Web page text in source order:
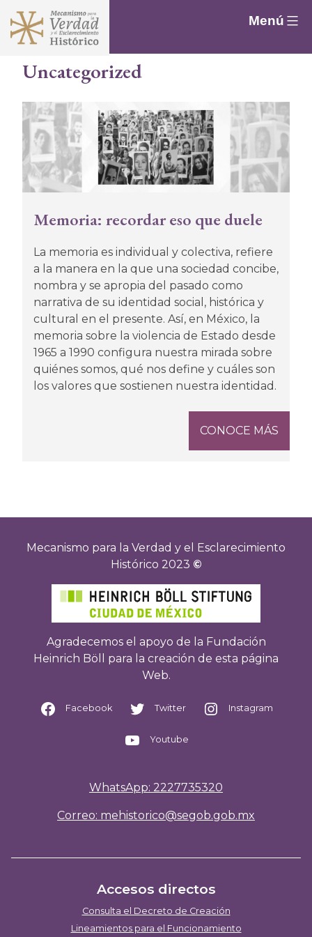
Menú
Uncategorized
Memoria: recordar eso que duele
La memoria es individual y colectiva, refiere
a la manera en la que una sociedad concibe,
nombra y se apropia del pasado como
narrativa de su identidad social, histórica y
cultural en el presente. Así, en México, la
memoria sobre la violencia de Estado desde
1965 a 1990 configura nuestra mirada sobre
quiénes somos, qué nos define y cuáles son
los valores que sostienen nuestra identidad.
CONOCE MÁS
Mecanismo para la Verdad y el Esclarecimiento
Histórico 2023 ©
Agradecemos el apoyo de la Fundación
Heinrich Böll para la creación de esta página
Web.
Facebook Twitter Instagram
Youtube
WhatsApp: 2227735320
Correo: mehistorico@segob.gob.mx
Accesos directos
Consulta el Decreto de Creación
Lineamientos para el Funcionamiento